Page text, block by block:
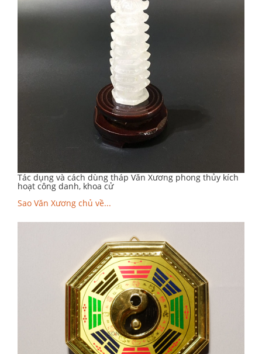
Tác dụng và cách dùng tháp Văn Xương phong thủy kích
hoạt công danh, khoa cử
Sao Văn Xương chủ về...